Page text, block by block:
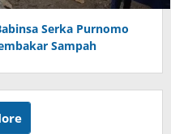
Serka Purnomo
Sampah